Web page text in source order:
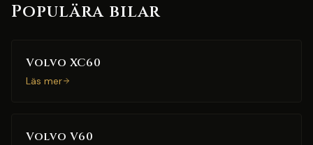
Populära bilar
Volvo XC60
Läs mer
Volvo V60